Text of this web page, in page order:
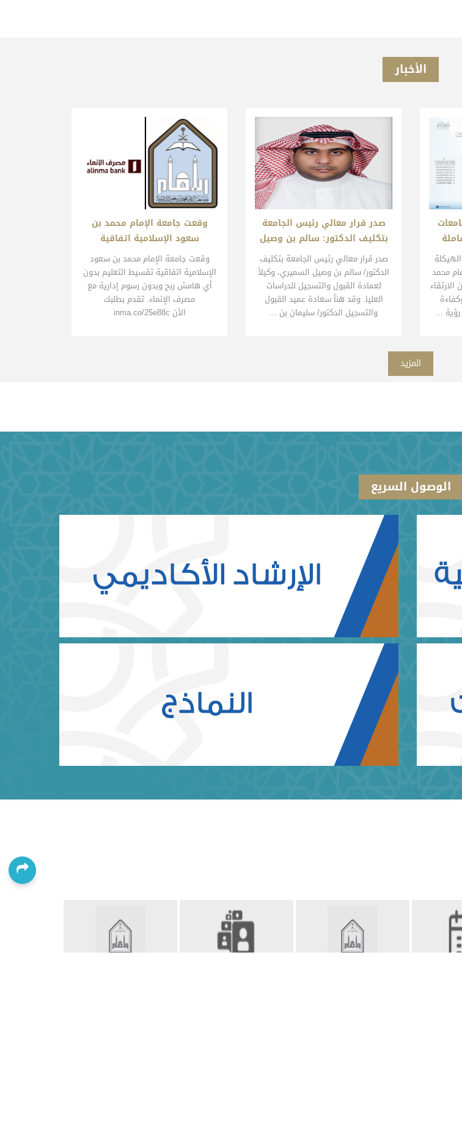
الأخبار
محمد
...
صدر قرار معالي رئيس الجامعة
بتكليف الدكتور: سالم بن وصيل
السميري
​​صدر قرار معالي رئيس الجامعة بتكليف
الدكتور/ سالم بن وصيل السميري، وكيلاً
لعمادة القبول والتسجيل للدراسات
العليا. وقد هنأ سعادة عميد القبول
والتسجيل الدكتور/​ سليمان بن ...
وقعت جامعة الإمام محمد بن
سعود الإسلامية اتفاقية
​​​​​وقعت جامعة الإمام محمد بن سعود
الإسلامية اتفاقية تقسيط التعليم بدون
أي هامش ربح وبدون رسوم إدارية مع
مصرف الإنماء. تقدم بطلبك
الأن inma.co/25e88c​​
المزيد
الوصول السريع